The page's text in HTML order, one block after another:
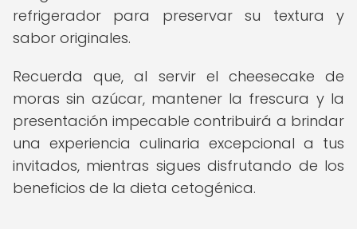
refrigerador para preservar su textura y
sabor originales.
Recuerda que, al servir el cheesecake de
moras sin azúcar, mantener la frescura y la
presentación impecable contribuirá a brindar
una experiencia culinaria excepcional a tus
invitados, mientras sigues disfrutando de los
beneficios de la dieta cetogénica.